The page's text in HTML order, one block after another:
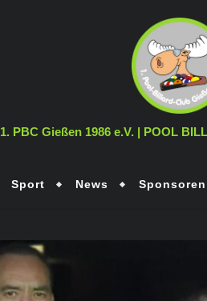
1. PBC Gießen 1986 e.V. | POOL
Sport News Sponsoren